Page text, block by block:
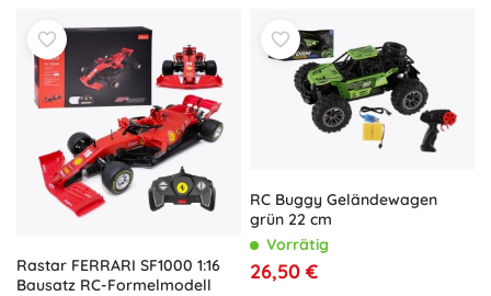
Rastar FERRARI SF1000 1:16
Bausatz RC-Formelmodell
RC Buggy Geländewagen
grün 22 cm
Vorrätig
26,50 €